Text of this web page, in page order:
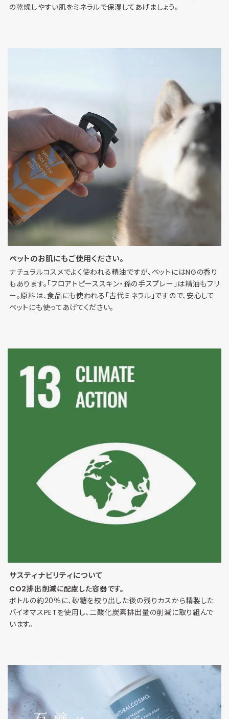
の乾燥しやすい肌をミネラルで保湿してあげましょう。
ペットのお肌にもご使用ください。
ナチュラルコスメでよく使われる精油ですが、ペットにはNGの香り
もあります。「フロアトピーススキン・孫の手スプレー」は精油もフリ
ー。原料は、食品にも使われる「古代ミネラル」ですので、安心して
ペットにも使ってあげてください。
サスティナビリティについて
CO2排出削減に配慮した容器です。
ボトルの約20％に、砂糖を絞り出した後の残りカスから精製した
バイオマスPETを使用し、二酸化炭素排出量の削減に取り組んで
います。